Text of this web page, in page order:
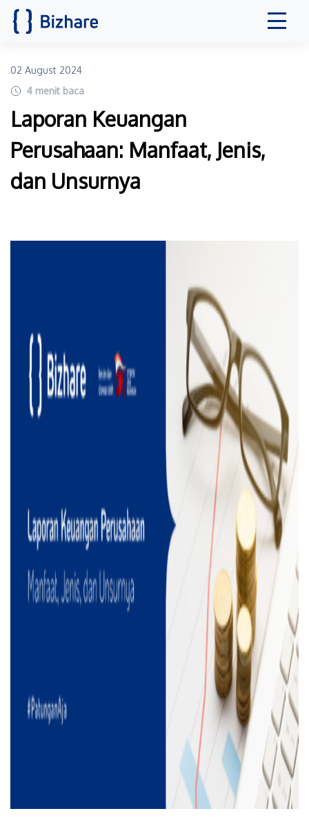
02 August 2024
4 menit baca
Laporan Keuangan
Perusahaan: Manfaat, Jenis,
dan Unsurnya